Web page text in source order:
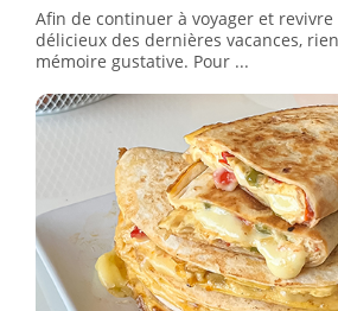
Afin de continuer à voyager et
délicieux des dernières vacances,
mémoire gustative. Pour ...